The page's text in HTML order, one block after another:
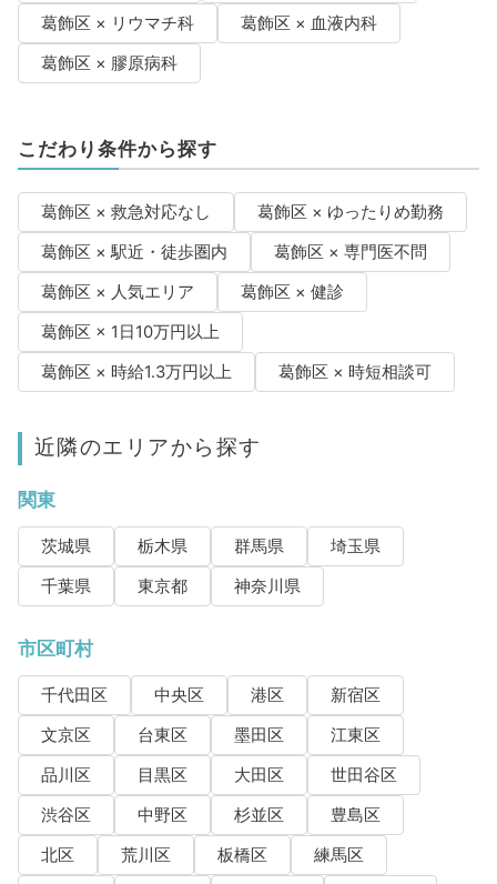
葛飾区 × リウマチ科
葛飾区 × 血液内科
葛飾区 × 膠原病科
こだわり条件から探す
葛飾区 × 救急対応なし
葛飾区 × ゆったりめ勤務
葛飾区 × 駅近・徒歩圏内
葛飾区 × 専門医不問
葛飾区 × 人気エリア
葛飾区 × 健診
葛飾区 × 1日10万円以上
葛飾区 × 時給1.3万円以上
葛飾区 × 時短相談可
近隣のエリアから探す
関東
茨城県 栃木県 群馬県
埼玉県
千葉県
東京都 神奈川県
市区町村
千代田区 中央区 港区
新宿区
文京区
台東区 墨田区
江東区
品川区
目黒区 大田区
世田谷区
渋谷区
中野区 杉並区
豊島区
北区
荒川区 板橋区
練馬区